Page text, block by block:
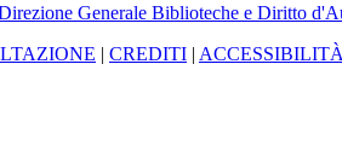
Generale Biblioteche e Diritto
| CREDITI |